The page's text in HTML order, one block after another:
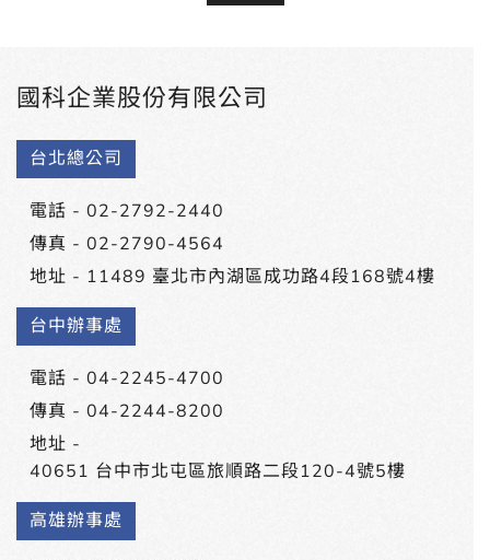
國科企業股份有限公司
台北總公司
電話 - 02-2792-2440
傳真 - 02-2790-4564
地址 - 11489 臺北市內湖區成功路4段168號4樓
台中辦事處
電話 - 04-2245-4700
傳真 - 04-2244-8200
地址 -
40651 台中市北屯區旅順路二段120-4號5樓
高雄辦事處